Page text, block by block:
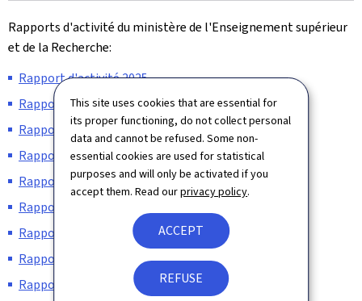
This site uses cookies that are essential for
its proper functioning, do not collect personal
data and cannot be refused. Some non-
essential cookies are used for statistical
purposes and will only be activated if you
accept them. Read ourprivacy policy.
ACCEPT
REFUSE
Rapports d'activité du ministère de l'Enseignement supérieur
et de la Recherche:
Rapport d'activité 2025
Rapport d'activité 2024
Rapport d'activité 2023
Rapport d'activité 2022
Rapport d'activité 2021
Rapport d'activité 2020
Rapport d'activité 2019
Rapport d'activité 2018
Rapport d'activité 2017